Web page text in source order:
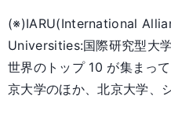
(※)IARU(International
Universities:国際研究型大
世界のトップ 10 が集まっ
京大学のほか、北京大学、